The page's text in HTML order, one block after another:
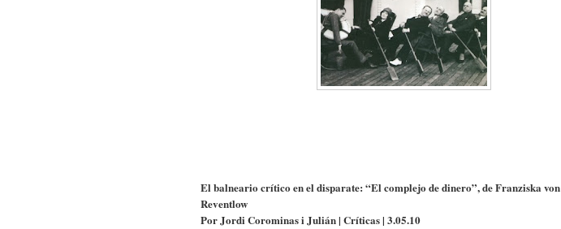
El balneario crítico en el disparate: “El complejo de dinero”, de Franziska von
Reventlow
Por Jordi Corominas i Julián | Críticas | 3.05.10